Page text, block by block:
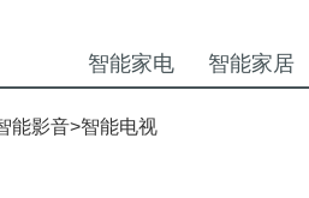
智能家电 智能家居
能影音>智能电视